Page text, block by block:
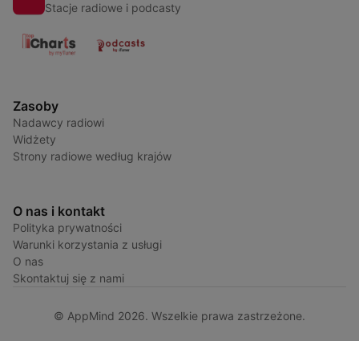
Stacje radiowe i podcasty
Zasoby
Nadawcy radiowi
Widżety
Strony radiowe według krajów
O nas i kontakt
Polityka prywatności
Warunki korzystania z usługi
O nas
Skontaktuj się z nami
© AppMind 2026. Wszelkie prawa zastrzeżone.